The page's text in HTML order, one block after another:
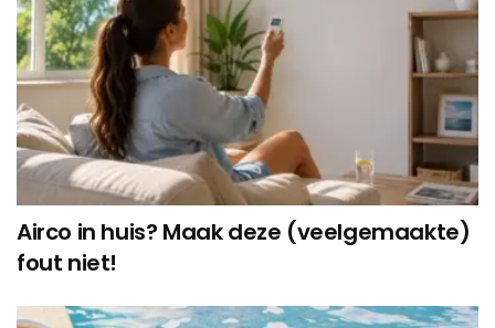
Airco in huis? Maak deze (veelgemaakte)
fout niet!